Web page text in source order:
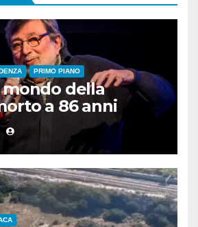
PRIMO PIANO
della
a 86 anni
Guccini